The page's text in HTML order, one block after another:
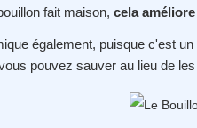
fait maison, cela
également, puisque c'est
pouvez sauver au lieu de